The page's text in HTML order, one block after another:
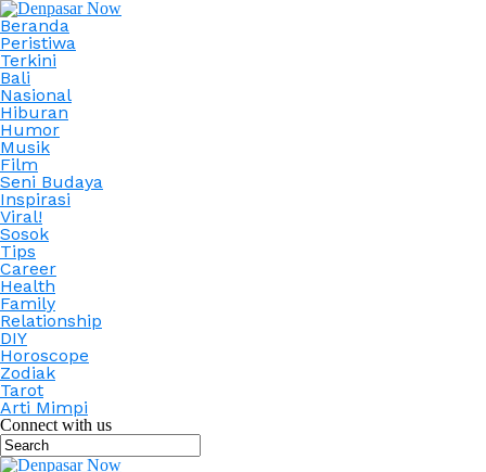
Beranda
Peristiwa
Terkini
Bali
Nasional
Hiburan
Humor
Musik
Film
Seni Budaya
Inspirasi
Viral!
Sosok
Tips
Career
Health
Family
Relationship
DIY
Horoscope
Zodiak
Tarot
Arti Mimpi
Connect with us